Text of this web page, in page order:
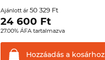
Ajánlott ár50 329 Ft
24 600 Ft
27.00% ÁFA tartalmazva
Hozzáadás a kosárhoz